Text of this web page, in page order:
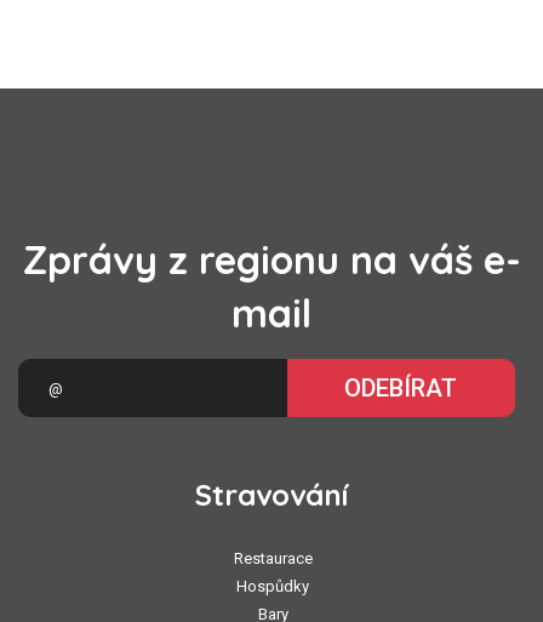
Zprávy z regionu na váš e-
mail
ODEBÍRAT
Stravování
Restaurace
Hospůdky
Bary